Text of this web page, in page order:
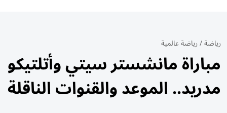
رياضة/رياضة عالمية
مباراة مانشستر سيتي وأتلتيكو
مدريد.. الموعد والقنوات الناقلة